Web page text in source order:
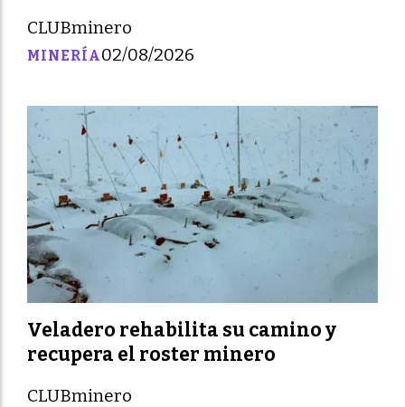
CLUBminero
MINERÍA02/08/2026
Veladero rehabilita su camino y
recupera el roster minero
CLUBminero